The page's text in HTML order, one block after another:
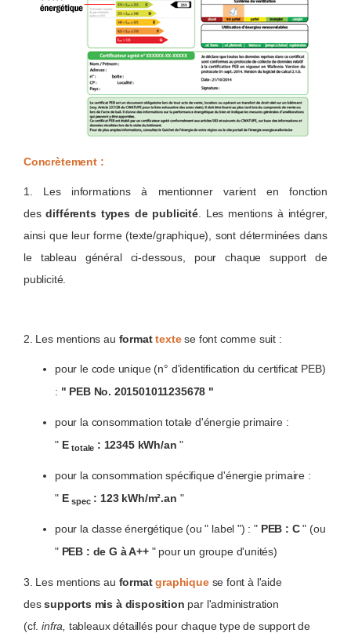
Concrètement :
1. Les informations à mentionner varient en fonction
desdifférents types de publicité. Les mentions à intégrer,
ainsi que leur forme (texte/graphique), sont déterminées dans
le tableau général ci-dessous, pour chaque support de
publicité.
2. Les mentions au formattextese font comme suit :
pour le code unique (n° d'identification du certificat PEB)
: " PEB No. 201501011235678 "
pour la consommation totale d'énergie primaire :
" Etotale : 12345 kWh/an"
pour la consommation spécifique d'énergie primaire :
" Espec: 123 kWh/m².an "
pour la classe énergétique (ou " label ") : " PEB : C" (ou
" PEB : de G à A++" pour un groupe d'unités)
3. Les mentions au formatgraphiquese font à l'aide
dessupports mis à disposition par l'administration
(cf.infra, tableaux détaillés pour chaque type de support de